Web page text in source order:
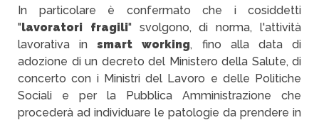
In particolare è confermato che i cosiddetti
"lavoratori fragili" svolgono, di norma, l'attività
lavorativa insmart working, fino alla data di
adozione di un decreto del Ministero della Salute, di
concerto con i Ministri del Lavoro e delle Politiche
Sociali e per la Pubblica Amministrazione che
procederà ad individuare le patologie da prendere in